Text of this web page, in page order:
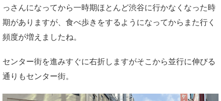
っさんになってから一時期ほとんど渋谷に行かなくなった時
期がありますが、食べ歩きをするようになってからまた行く
頻度が増えましたね。
センター街を進みすぐに右折しますがそこから並行に伸びる
通りもセンター街。